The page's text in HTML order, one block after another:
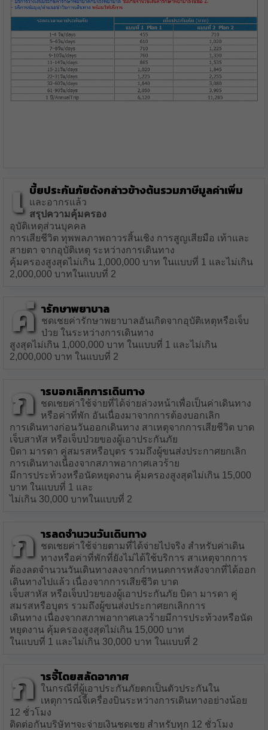
เ บี้ยประกันภัยดังกล่าวข้างต้นรวมภาษีมูลค่าเพิ่ม
และอากรแล้ว
สรุปความคุ้มครอง
อุบัติเหตุส่วนบุคคล
การเสียชีวิต ทุพพลภาพถาวรสิ้นเชิง การสูญเสียมือ เท้าและ
สายตา จากอุบัติเหตุ ระหว่างการเดินทาง
คุ้มครองสูงสุดไม่เกิน 1,000,000 บาท ในแบบที่ 1 และไม่เกิน
2,000,000 บาทในแบบที่ 2
ค่ ารักษาพยาบาล
ชดเชยค่ารักษาพยาบาลอันเกิดจากอุบัติเหตุหรือเจ็บ
ป่วย ในระหว่างการเดินทาง
สูงสุดไม่เกิน 1,000,000 บาท ในแบบที่ 1 และไม่เกิน
2,000,000 บาท ในแบบที่ 2
ก ารบอกเลิกการเดินทาง
ชดเชยค่าใช้จ่ายที่ได้จ่ายล่วงหน้าเพื่อเป็นค่าเดินทาง
หรือค่าที่พัก อันเนื่องมาจากการต้องบอกเลิก
การเดินทางก่อนวันออกเดินทาง สาเหตุจากการเสียชีวิต บาด
เจ็บสาหัส หรือเจ็บป่วยของผู้เอาประกันภัย
บิดา มารดา คู่สมรสหรือบุตร รวมถึงผู้ขนส่งประกาศยกเลิก
การเดินทางเนื่องจากสภาพอากาศเลวร้าย
มีการประท้วงหรือนัดหยุดงาน คุ้มครองสูงสุดไม่เกิน 15,000
บาท ในแบบที่ 1 และ
ไม่เกิน 30,000 บาทในแบบที่ 2
ก ารลดจำนวนวันเดินทาง
ชดเชยค่าใช้จ่ายตามที่ได้จ่ายไปจริง สำหรับค่าเดิน
ทางหรือค่าที่พักที่ยังไม่ได้ใช้บริการ สาเหตุจากการ
ต้องลดจำนวนวันเดินทางลงจากกำหนดการหลังจากที่ได้ออก
เดินทางไปแล้ว เนื่องจากการเสียชีวิต บาด
เจ็บสาหัส หรือเจ็บป่วยของผู้เอาประกันภัย บิดา มารดา คู่
สมรสหรือบุตร รวมถึงผู้ขนส่งประกาศยกเลิกการ
เดินทาง เนื่องจากสภาพอากาศเลวร้ายมีการประท้วงหรือนัด
หยุดงาน คุ้มครองสูงสุดไม่เกิน 15,000 บาท
ในแบบที่ 1 และไม่เกิน 30,000 บาท ในแบบที่ 2
ก ารจี้โดยสลัดอากาศ
ในกรณีที่ผู้เอาประกันภัยตกเป็นตัวประกันใน
เหตุการณ์จี้เครื่องบินระหว่างการเดินทางอย่างน้อย
12 ชั่วโมง
ติดต่อกันบริษัทฯจะจ่ายเงินชดเชย สำหรับทุก 12 ชั่วโมง